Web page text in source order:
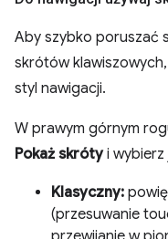
Aby szybko poruszać
skrótów
styl nawigacji.
W prawym górnym
Pokaż skrótyi wybierz
Klasyczny:
(przesuwanie